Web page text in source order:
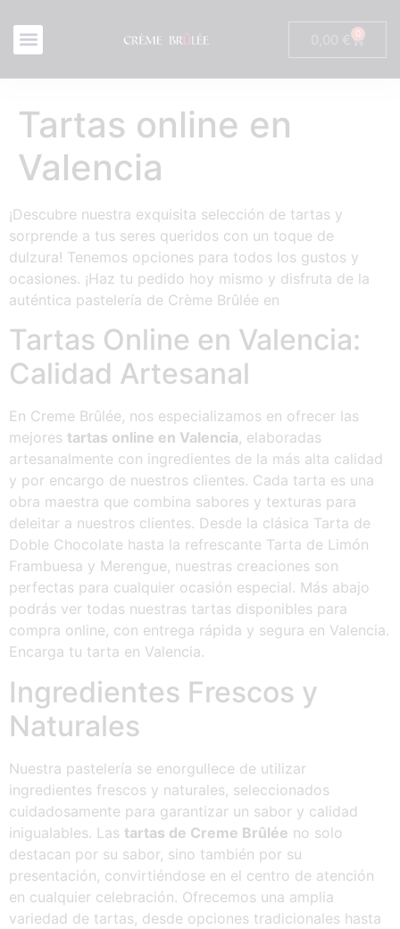
0
Tartas online en
Valencia
¡Descubre nuestra exquisita selección de tartas y
sorprende a tus seres queridos con un toque de
dulzura! Tenemos opciones para todos los gustos y
ocasiones. ¡Haz tu pedido hoy mismo y disfruta de la
auténtica pastelería de Crème Brûlée en
Tartas Online en Valencia:
Calidad Artesanal
En Creme Brûlée, nos especializamos en ofrecer las
mejores tartas online en Valencia, elaboradas
artesanalmente con ingredientes de la más alta calidad
y por encargo de nuestros clientes. Cada tarta es una
obra maestra que combina sabores y texturas para
deleitar a nuestros clientes. Desde la clásica Tarta de
Doble Chocolate hasta la refrescante Tarta de Limón
Frambuesa y Merengue, nuestras creaciones son
perfectas para cualquier ocasión especial. Más abajo
podrás ver todas nuestras tartas disponibles para
compra online, con entrega rápida y segura en Valencia.
Encarga tu tarta en Valencia.
Ingredientes Frescos y
Naturales
Nuestra pastelería se enorgullece de utilizar
ingredientes frescos y naturales, seleccionados
cuidadosamente para garantizar un sabor y calidad
inigualables. Las tartas de Creme Brûlée no solo
destacan por su sabor, sino también por su
presentación, convirtiéndose en el centro de atención
en cualquier celebración. Ofrecemos una amplia
variedad de tartas, desde opciones tradicionales hasta